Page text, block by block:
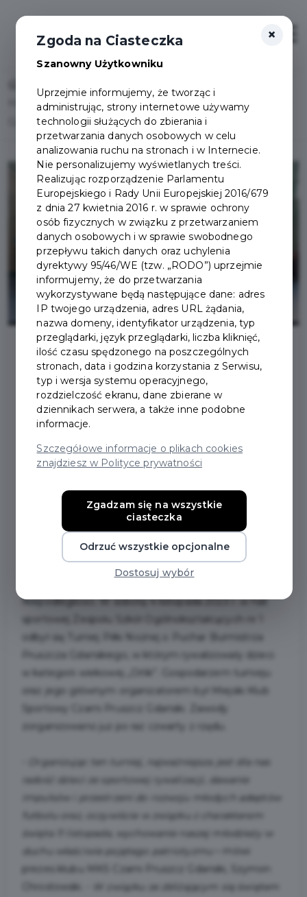
Halowy Turniej Piłki Nożnej o Puchar Burmistrza Pruszcza
Gdańskiego za nami
2023-11-08
HALOWY TURNIEJ PIŁKI
NOŻNEJ O PUCHAR
BURMISTRZA PRUSZCZA
GDAŃSKIEGO ZA NAMI
Od mocnego, sportowego akcentu w miniony
weekend, rozpoczęto w Pruszczu Gdańskim
Niepodległości. W sobotę 4 listopada 2023 r. w hali
sportowej Zespołu Szkół Ogólnokształcących nr 1
odbył się Turniej Piłki Nożnej o Puchar Burmistrza
Pruszcza Gdańskiego, w którym rywalizowały dzieci
w kategorii wiekowej „Orlik”. Gospodarzem turnieju
oraz jego głównym organizatorem był Miejski Klub
Sportowy Czarni Pruszcz Gdański. Zawody
zorganizowano już po raz czwarty z rzędu.
Organizując ten turniej, najważniejsza jest dla nas
radość dzieci ze sportowej rywalizacji, dawanie
impulsów i przestrzeni do rozwoju młodych adeptów
futbolu oraz, oczywiście w związku z charakterem
święta 11 listopada, wychowanie naszej młodzieży w
duchu właściwie pojętego patriotyzmu
– mówi
prezes klubu MKS Czarni Pruszcz Gdański, Szymon
Chrostowski. -
W związku ze zbliżającym się świętem
×
Zgoda na Ciasteczka
Szanowny Użytkowniku
Uprzejmie informujemy, że tworząc i
administrując, strony internetowe używamy
technologii służących do zbierania i
przetwarzania danych osobowych w celu
analizowania ruchu na stronach i w Internecie.
Nie personalizujemy wyświetlanych treści.
Realizując rozporządzenie Parlamentu
Europejskiego i Rady Unii Europejskiej 2016/679
z dnia 27 kwietnia 2016 r. w sprawie ochrony
osób fizycznych w związku z przetwarzaniem
danych osobowych i w sprawie swobodnego
przepływu takich danych oraz uchylenia
dyrektywy 95/46/WE (tzw. „RODO”) uprzejmie
informujemy, że do przetwarzania
wykorzystywane będą następujące dane: adres
IP twojego urządzenia, adres URL żądania,
nazwa domeny, identyfikator urządzenia, typ
przeglądarki, język przeglądarki, liczba kliknięć,
ilość czasu spędzonego na poszczególnych
stronach, data i godzina korzystania z Serwisu,
typ i wersja systemu operacyjnego,
rozdzielczość ekranu, dane zbierane w
dziennikach serwera, a także inne podobne
informacje.
Szczegółowe informacje o plikach cookies
znajdziesz w Polityce prywatności
Zgadzam się na wszystkie
ciasteczka
Odrzuć wszystkie opcjonalne
Dostosuj wybór